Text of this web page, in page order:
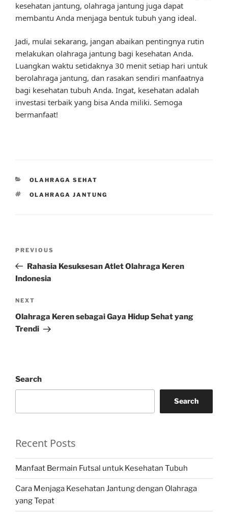
kesehatan jantung, olahraga jantung juga dapat
membantu Anda menjaga bentuk tubuh yang ideal.
Jadi, mulai sekarang, jangan abaikan pentingnya rutin
melakukan olahraga jantung bagi kesehatan Anda.
Luangkan waktu setidaknya 30 menit setiap hari untuk
berolahraga jantung, dan rasakan sendiri manfaatnya
bagi kesehatan tubuh Anda. Ingat, kesehatan adalah
investasi terbaik yang bisa Anda miliki. Semoga
bermanfaat!
CATEGORIES
OLAHRAGA SEHAT
TAGS
OLAHRAGA JANTUNG
Previous
Post
PREVIOUS
Rahasia Kesuksesan Atlet Olahraga Keren
Indonesia
Next
Post
NEXT
Olahraga Keren sebagai Gaya Hidup Sehat yang
Trendi
Search
Search
Recent Posts
Manfaat Bermain Futsal untuk Kesehatan Tubuh
Cara Menjaga Kesehatan Jantung dengan Olahraga
yang Tepat